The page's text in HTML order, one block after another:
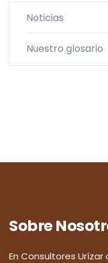
Noticias
Nuestro glosario
Sobre
En Consultores